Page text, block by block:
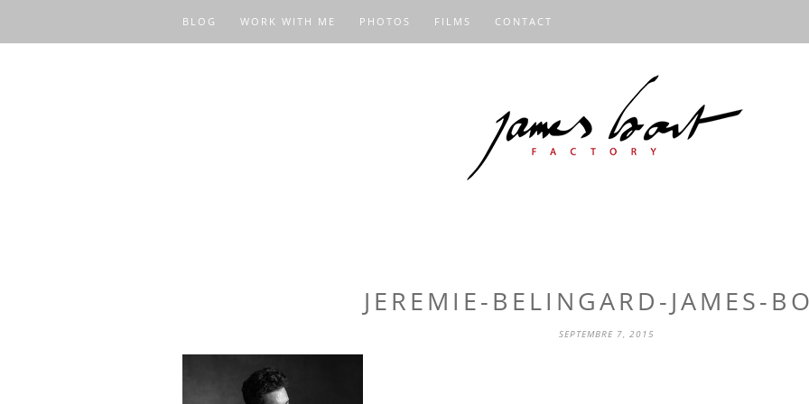
BLOG WORK WITH ME PHOTOS FILMS CONTACT
JEREMIE-BELINGARD-JAMES-
SEPTEMBRE 7, 2015